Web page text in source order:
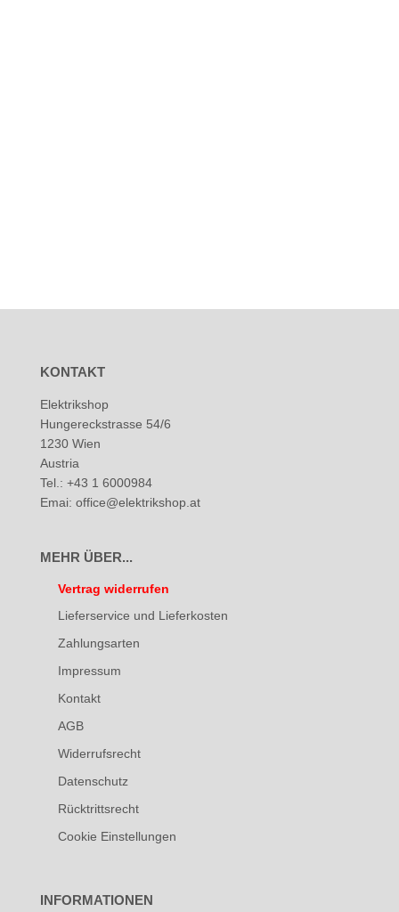
KONTAKT
Elektrikshop
Hungereckstrasse 54/6
1230 Wien
Austria
Tel.: +43 1 6000984
Emai: office@elektrikshop.at
MEHR ÜBER...
Vertrag widerrufen
Lieferservice und Lieferkosten
Zahlungsarten
Impressum
Kontakt
AGB
Widerrufsrecht
Datenschutz
Rücktrittsrecht
Cookie Einstellungen
INFORMATIONEN